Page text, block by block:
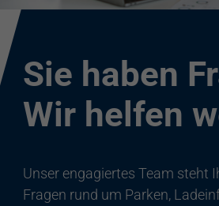
Sie haben
Wir helfen
Unser engagiertes Team steht
Fragen rund um Parken,